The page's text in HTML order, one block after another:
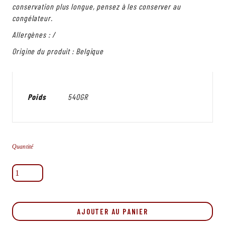
conservation plus longue, pensez à les conserver au
congélateur.
Allergènes : /
Origine du produit : Belgique
Poids 540GR
Quantité
quantité
de
Spirling
à
AJOUTER AU PANIER